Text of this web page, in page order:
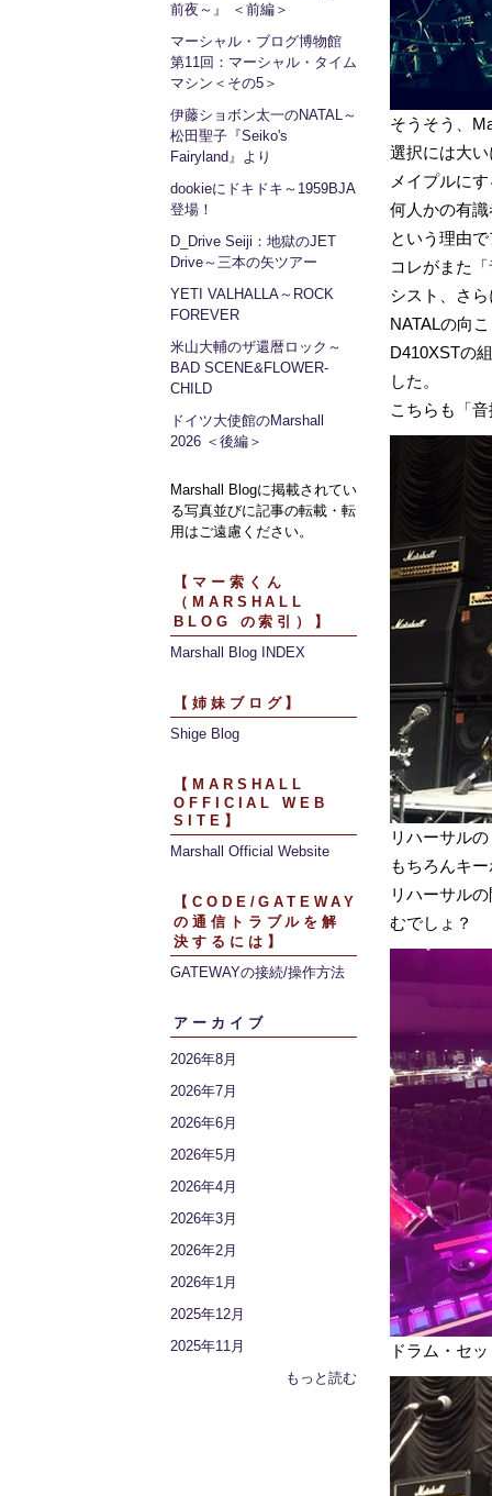
前夜～』 ＜前編＞
マーシャル・ブログ博物館
第11回：マーシャル・タイム
マシン＜その5＞
伊藤ショボン太一のNATAL～
松田聖子『Seiko's
Fairyland』より
dookieにドキドキ～1959BJA
登場！
D_Drive Seiji：地獄のJET
Drive～三本の矢ツアー
YETI VALHALLA～ROCK
FOREVER
米山大輔のザ還暦ロック～
BAD SCENE&FLOWER-
CHILD
ドイツ大使館のMarshall
2026 ＜後編＞
Marshall Blogに掲載されてい
る写真並びに記事の転載・転
用はご遠慮ください。
【マー索くん
（MARSHALL
BLOG の索引）】
Marshall Blog INDEX
【姉妹ブログ】
Shige Blog
【MARSHALL
OFFICIAL WEB
SITE】
Marshall Official Website
【CODE/GATEWAY
の通信トラブルを解
決するには】
GATEWAYの接続/操作方法
アーカイブ
2026年8月
2026年7月
2026年6月
2026年5月
2026年4月
2026年3月
2026年2月
2026年1月
2025年12月
2025年11月
もっと読む
そうそう、
選択には大
メイプルに
何人かの有
という理由
コレがまた
シスト、さ
NATALの向
D410XSTの
した。
こちらも「
リハーサル
もちろんキ
リハーサル
むでしょ？
ドラム・セ